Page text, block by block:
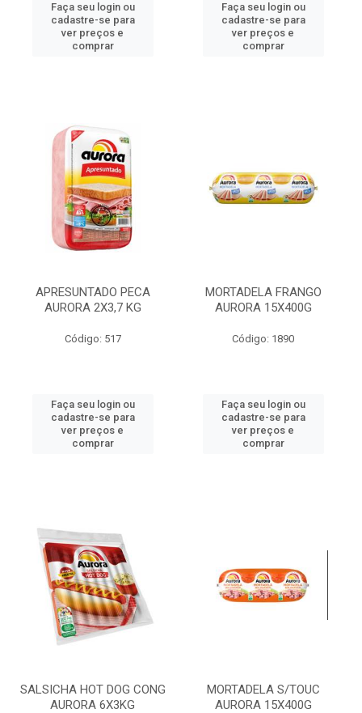
Faça seu login ou
cadastre-se para
ver preços e
comprar
Faça seu login ou
cadastre-se para
ver preços e
comprar
APRESUNTADO PECA
AURORA 2X3,7 KG
Código: 517
Faça seu login ou
cadastre-se para
ver preços e
comprar
MORTADELA FRANGO
AURORA 15X400G
Código: 1890
Faça seu login ou
cadastre-se para
ver preços e
comprar
SALSICHA HOT DOG CONG
AURORA 6X3KG
MORTADELA S/TOUC
AURORA 15X400G